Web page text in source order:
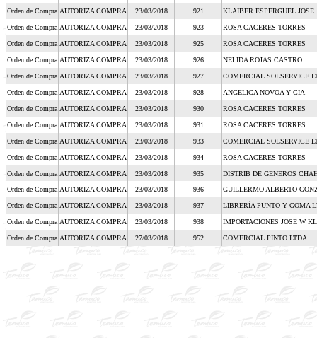
Orden de Compra AUTORIZA COMPRA 23/03/2018 921 KLAIBER ESPERGUEL JOSE
Orden de Compra AUTORIZA COMPRA 23/03/2018 923 ROSA CACERES TORRES
Orden de Compra AUTORIZA COMPRA 23/03/2018 925 ROSA CACERES TORRES
Orden de Compra AUTORIZA COMPRA 23/03/2018 926 NELIDA ROJAS CASTRO
Orden de Compra AUTORIZA COMPRA 23/03/2018 927 COMERCIAL SOLSERVICE
Orden de Compra AUTORIZA COMPRA 23/03/2018 928 ANGELICA NOVOA Y CIA
Orden de Compra AUTORIZA COMPRA 23/03/2018 930 ROSA CACERES TORRES
Orden de Compra AUTORIZA COMPRA 23/03/2018 931 ROSA CACERES TORRES
Orden de Compra AUTORIZA COMPRA 23/03/2018 933 COMERCIAL SOLSERVICE
Orden de Compra AUTORIZA COMPRA 23/03/2018 934 ROSA CACERES TORRES
Orden de Compra AUTORIZA COMPRA 23/03/2018 935
DISTRIB DE GENEROS
Orden de Compra AUTORIZA COMPRA 23/03/2018 936 GUILLERMO ALBERTO
Orden de Compra AUTORIZA COMPRA 23/03/2018 937 LIBRERÍA PUNTO Y GOMA
Orden de Compra AUTORIZA COMPRA 23/03/2018 938 IMPORTACIONES JOSE W
Orden de Compra AUTORIZA COMPRA 27/03/2018 952 COMERCIAL PINTO LTDA